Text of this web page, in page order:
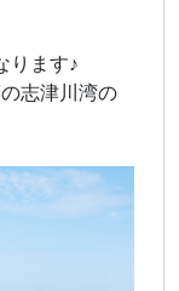
ります♪
志津川湾の